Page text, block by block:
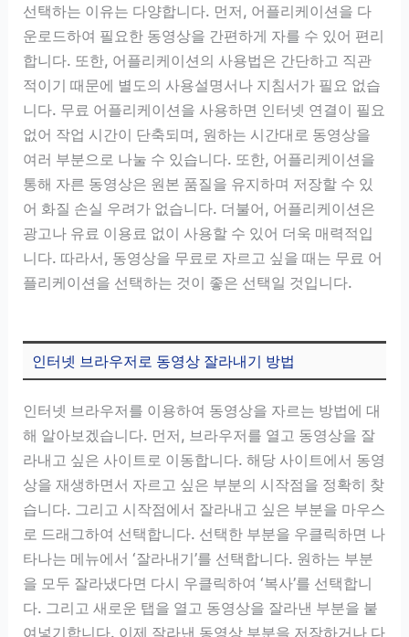
선택하는 이유는 다양합니다. 먼저, 어플리케이션을 다
운로드하여 필요한 동영상을 간편하게 자를 수 있어 편리
합니다. 또한, 어플리케이션의 사용법은 간단하고 직관
적이기 때문에 별도의 사용설명서나 지침서가 필요 없습
니다. 무료 어플리케이션을 사용하면 인터넷 연결이 필요
없어 작업 시간이 단축되며, 원하는 시간대로 동영상을
여러 부분으로 나눌 수 있습니다. 또한, 어플리케이션을
통해 자른 동영상은 원본 품질을 유지하며 저장할 수 있
어 화질 손실 우려가 없습니다. 더불어, 어플리케이션은
광고나 유료 이용료 없이 사용할 수 있어 더욱 매력적입
니다. 따라서, 동영상을 무료로 자르고 싶을 때는 무료 어
플리케이션을 선택하는 것이 좋은 선택일 것입니다.
인터넷 브라우저로 동영상 잘라내기 방법
인터넷 브라우저를 이용하여 동영상을 자르는 방법에 대
해 알아보겠습니다. 먼저, 브라우저를 열고 동영상을 잘
라내고 싶은 사이트로 이동합니다. 해당 사이트에서 동영
상을 재생하면서 자르고 싶은 부분의 시작점을 정확히 찾
습니다. 그리고 시작점에서 잘라내고 싶은 부분을 마우스
로 드래그하여 선택합니다. 선택한 부분을 우클릭하면 나
타나는 메뉴에서 ‘잘라내기’를 선택합니다. 원하는 부분
을 모두 잘라냈다면 다시 우클릭하여 ‘복사’를 선택합니
다. 그리고 새로운 탭을 열고 동영상을 잘라낸 부분을 붙
여넣기합니다. 이제 잘라낸 동영상 부분을 저장하거나 다